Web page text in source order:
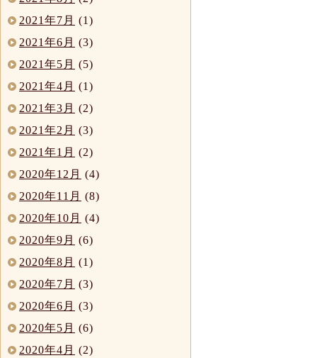
2021年7月 (1)
2021年6月 (3)
2021年5月 (5)
2021年4月 (1)
2021年3月 (2)
2021年2月 (3)
2021年1月 (2)
2020年12月 (4)
2020年11月 (8)
2020年10月 (4)
2020年9月 (6)
2020年8月 (1)
2020年7月 (3)
2020年6月 (3)
2020年5月 (6)
2020年4月 (2)